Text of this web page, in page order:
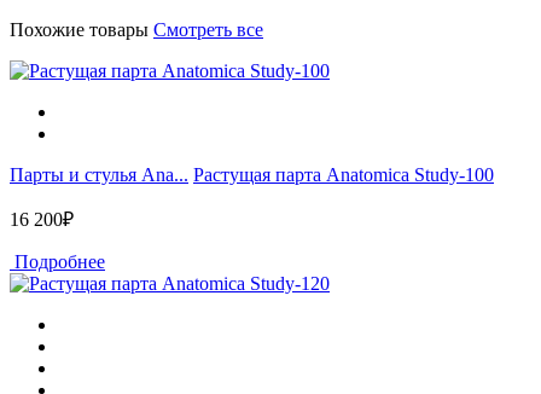
Похожие товары Смотреть все
Парты и стулья Ana... Растущая парта Anatomica Study-100
16 200₽
Подробнее